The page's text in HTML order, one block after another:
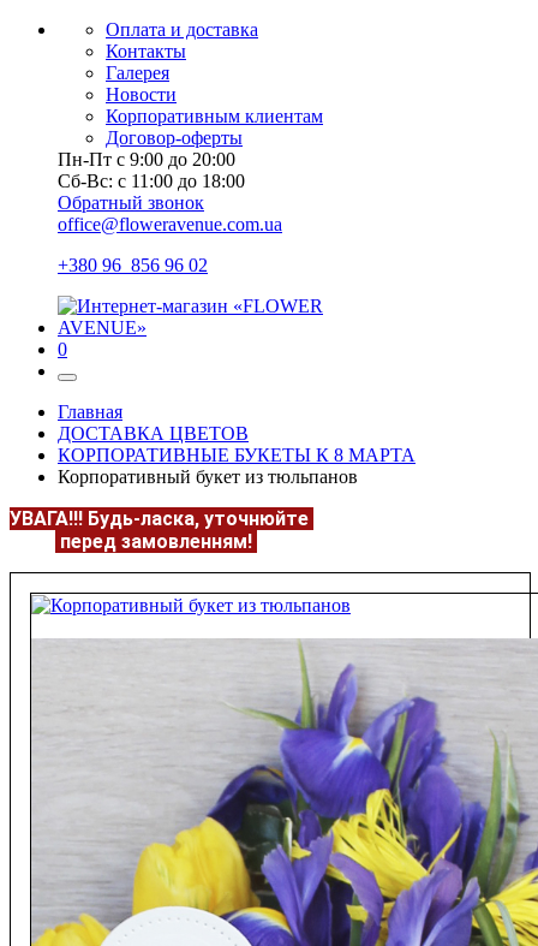
Оплата и доставка
Контакты
Галерея
Новости
Корпоративным клиентам
Договор-оферты
Пн-Пт с 9:00 до 20:00
Сб-Вс: с 11:00 до 18:00
Обратный звонок
office@floweravenue.com.ua
+380 96 856 96 02
0
Главная
ДОСТАВКА ЦВЕТОВ
КОРПОРАТИВНЫЕ БУКЕТЫ К 8 МАРТА
Корпоративный букет из тюльпанов
УВАГА!!! Будь-ласка, уточнюйте
перед замовленням!